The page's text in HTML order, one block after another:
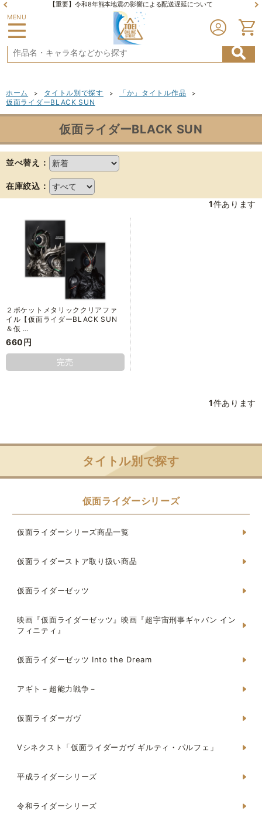
【重要】令和8年熊本地震の影響による配送遅延について
MENU
ホーム > タイトル別で探す > 「か」タイトル作品 >
仮面ライダーBLACK SUN
仮面ライダーBLACK SUN
並べ替え：
在庫絞込：
1件あります
２ポケットメタリッククリアファ
イル【仮面ライダーBLACK SUN
＆仮 …
660円
完売
1件あります
タイトル別で探す
仮面ライダーシリーズ
仮面ライダーシリーズ商品一覧
仮面ライダーストア取り扱い商品
仮面ライダーゼッツ
映画『仮面ライダーゼッツ』映画『超宇宙刑事ギャバン イン
フィニティ』
仮面ライダーゼッツ Into the Dream
アギト－超能力戦争－
仮面ライダーガヴ
Vシネクスト「仮面ライダーガヴ ギルティ・パルフェ」
平成ライダーシリーズ
令和ライダーシリーズ